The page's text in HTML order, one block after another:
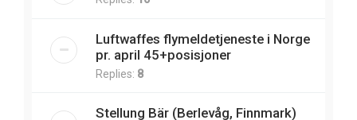
Luftwaffes flymeldetjeneste i Norge
pr. april 45+posisjoner
Replies: 8
Stellung Bär (Berlevåg, Finnmark)